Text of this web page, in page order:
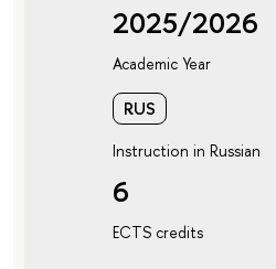
2025/2026
Academic Year
RUS
Instruction in Russian
6
ECTS credits